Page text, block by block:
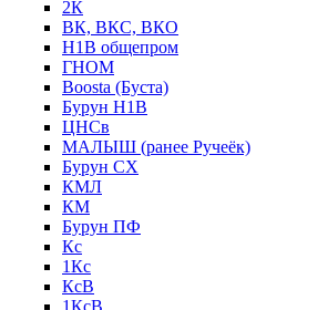
2К
ВК, ВКС, ВКО
Н1В общепром
ГНОМ
Boosta (Буста)
Бурун Н1В
ЦНСв
МАЛЫШ (ранее Ручеёк)
Бурун СХ
КМЛ
КМ
Бурун ПФ
Кс
1Кс
КсВ
1КсВ